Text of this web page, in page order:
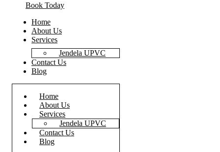
Book Today
Home
About Us
Services
Jendela UPVC
Contact Us
Blog
Home
About Us
Services
Jendela UPVC
Contact Us
Blog